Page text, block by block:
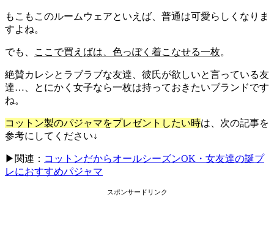
もこもこのルームウェアといえば、普通は可愛らしくなりま
すよね。
でも、 ここで買えばは、色っぽく着こなせる一枚。
絶賛カレシとラブラブな友達、彼氏が欲しいと言っている友
達…、とにかく女子なら一枚は持っておきたいブランドです
ね。
コットン製のパジャマをプレゼントしたい時は、次の記事を
参考にしてください↓
▶関連： コットンだからオールシーズンOK・女友達の誕プ
レにおすすめパジャマ
スポンサードリンク